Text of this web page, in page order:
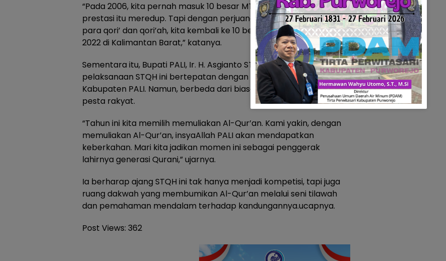
“Pada 2006, kita pernah masuk 10 besar MTQ Nasional, kemudian
prestasi itu meredup. Tapi dengan perjuangan dan kedisiplinan
para qori’ dan qori’ah, kita kembali ke 10 besar pada MTQ Nasional
2022 di Kalimantan Barat,” katanya.
Sementara itu, Bupati PALI, Ir. H. Asgianto ST, menyatakan bahwa
pelaksanaan STQH ini bertepatan dengan Hari Ulang Tahun
Kabupaten PALI. Namun, berbeda dari biasanya, tahun ini tidak ada
pesta rakyat.
“Tahun ini kita memilih memuliakan Al-Qur’an. Kami yakin, dengan
memuliakan Al-Qur’an, insyaAllah PALI akan mendapatkan
keberkahan. Mari kita jadikan momen ini sebagai penggerak
lahirnya generasi Qurani,” ujarnya.
Ia berharap ajang STQH ini tak hanya menjadi kompetisi, tapi juga
ruang dakwah yang membumikan Al-Qur’an melalui seni tilawah
dan pemahaman mendalam terhadap kandungannya.ucapnya.
Post Views: 362